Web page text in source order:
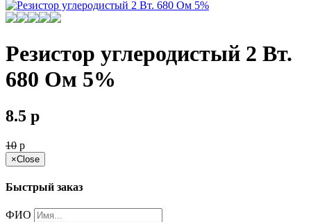
Резистор углеродистый 2 Вт.
680 Ом 5%
8.5 p
10 p
×Close
Быстрый заказ
ФИО